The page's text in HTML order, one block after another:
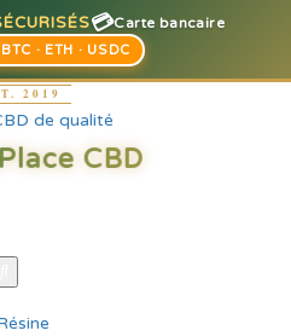
💳Carte bancaire
· ETH · USDC